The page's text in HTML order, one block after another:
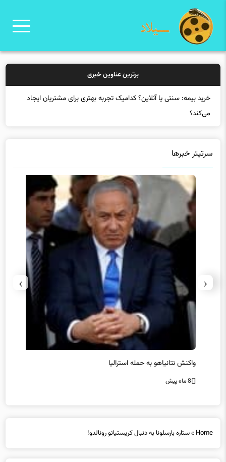
برترین عناوین خبری
خرید بیمه: سنتی یا آنلاین؟ کدامیک تجربه بهتری برای مشتریان ایجاد
می‌کند؟
سرتیتر خبرها
واکنش نتانیاهو به حمله استرالیا
8 ماه پیش
‹
›
Home
»ستاره بارسلونا به دنبال کریستیانو رونالدو!